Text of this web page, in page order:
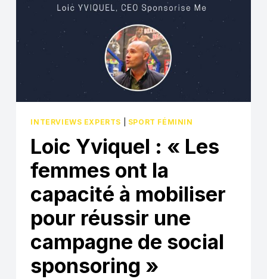
INTERVIEWS EXPERTS SPORT FÉMININ
Loic Yviquel : « Les
femmes ont la
capacité à mobiliser
pour réussir une
campagne de social
sponsoring »